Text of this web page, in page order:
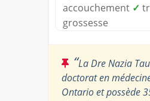
accouchement ✓
grossesse
“La Dre Nazia
doctorat en
Ontario et possède